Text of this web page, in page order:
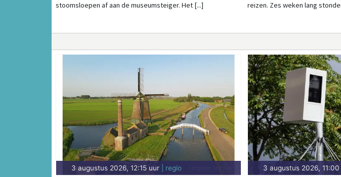
stoomsloepen af aan de museumsteiger. Het [...]
reizen. Zes weken lang
3 augustus 2026, 12:15 uur | regio 3 augustus 2026, 11:00